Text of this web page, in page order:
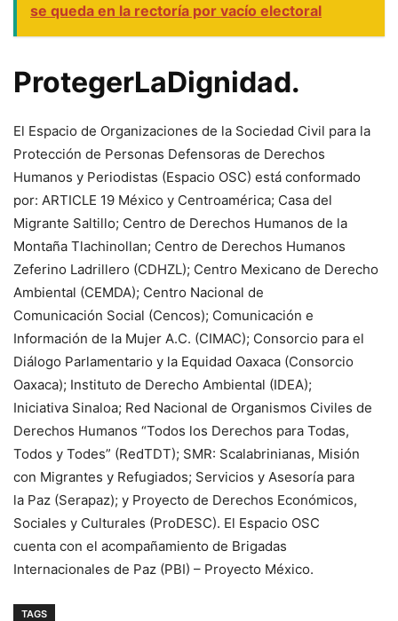
se queda en la rectoría por vacío electoral
ProtegerLaDignidad.
El Espacio de Organizaciones de la Sociedad Civil para la
Protección de Personas Defensoras de Derechos
Humanos y Periodistas (Espacio OSC) está conformado
por: ARTICLE 19 México y Centroamérica; Casa del
Migrante Saltillo; Centro de Derechos Humanos de la
Montaña Tlachinollan; Centro de Derechos Humanos
Zeferino Ladrillero (CDHZL); Centro Mexicano de Derecho
Ambiental (CEMDA); Centro Nacional de
Comunicación Social (Cencos); Comunicación e
Información de la Mujer A.C. (CIMAC); Consorcio para el
Diálogo Parlamentario y la Equidad Oaxaca (Consorcio
Oaxaca); Instituto de Derecho Ambiental (IDEA);
Iniciativa Sinaloa; Red Nacional de Organismos Civiles de
Derechos Humanos “Todos los Derechos para Todas,
Todos y Todes” (RedTDT); SMR: Scalabrinianas, Misión
con Migrantes y Refugiados; Servicios y Asesoría para
la Paz (Serapaz); y Proyecto de Derechos Económicos,
Sociales y Culturales (ProDESC). El Espacio OSC
cuenta con el acompañamiento de Brigadas
Internacionales de Paz (PBI) – Proyecto México.
TAGS